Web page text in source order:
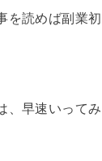
を読めば副業
、早速いってみ